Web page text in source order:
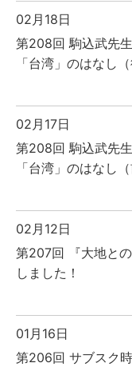
02月18日
第208回 駒込武先
「台湾」のはなし（
02月17日
第208回 駒込武先
「台湾」のはなし（
02月12日
第207回 『大地と
しました！
01月16日
第206回 サブスク